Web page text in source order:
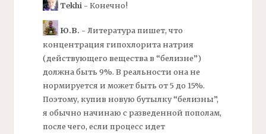
Tekhi- Конечно!
Ю.В. - Литература пишет, что
концентрация гипохлорита натрия
(действующего вещества в “белизне”)
должна быть 9%. В реальности она не
нормируется и может быть от 5 до 15%.
Поэтому, купив новую бутылку “белизны”,
я обычно начинаю с разведенной пополам,
после чего, если процесс идет